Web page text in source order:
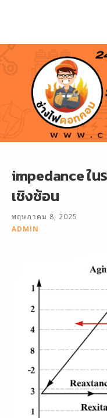
ยัง
เนื้อหา
impedance ใน
เชิงซ้อน
พฤษภาคม 8, 2025
ADMIN